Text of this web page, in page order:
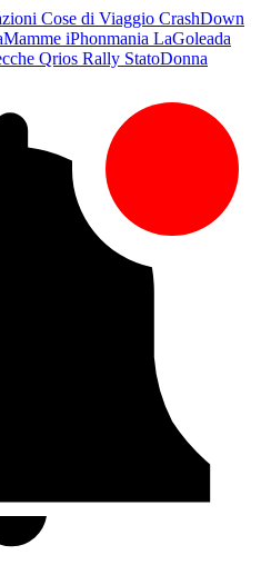
Cose di Viaggio CrashDown
iPhonmania LaGoleada
Qrios Rally StatoDonna